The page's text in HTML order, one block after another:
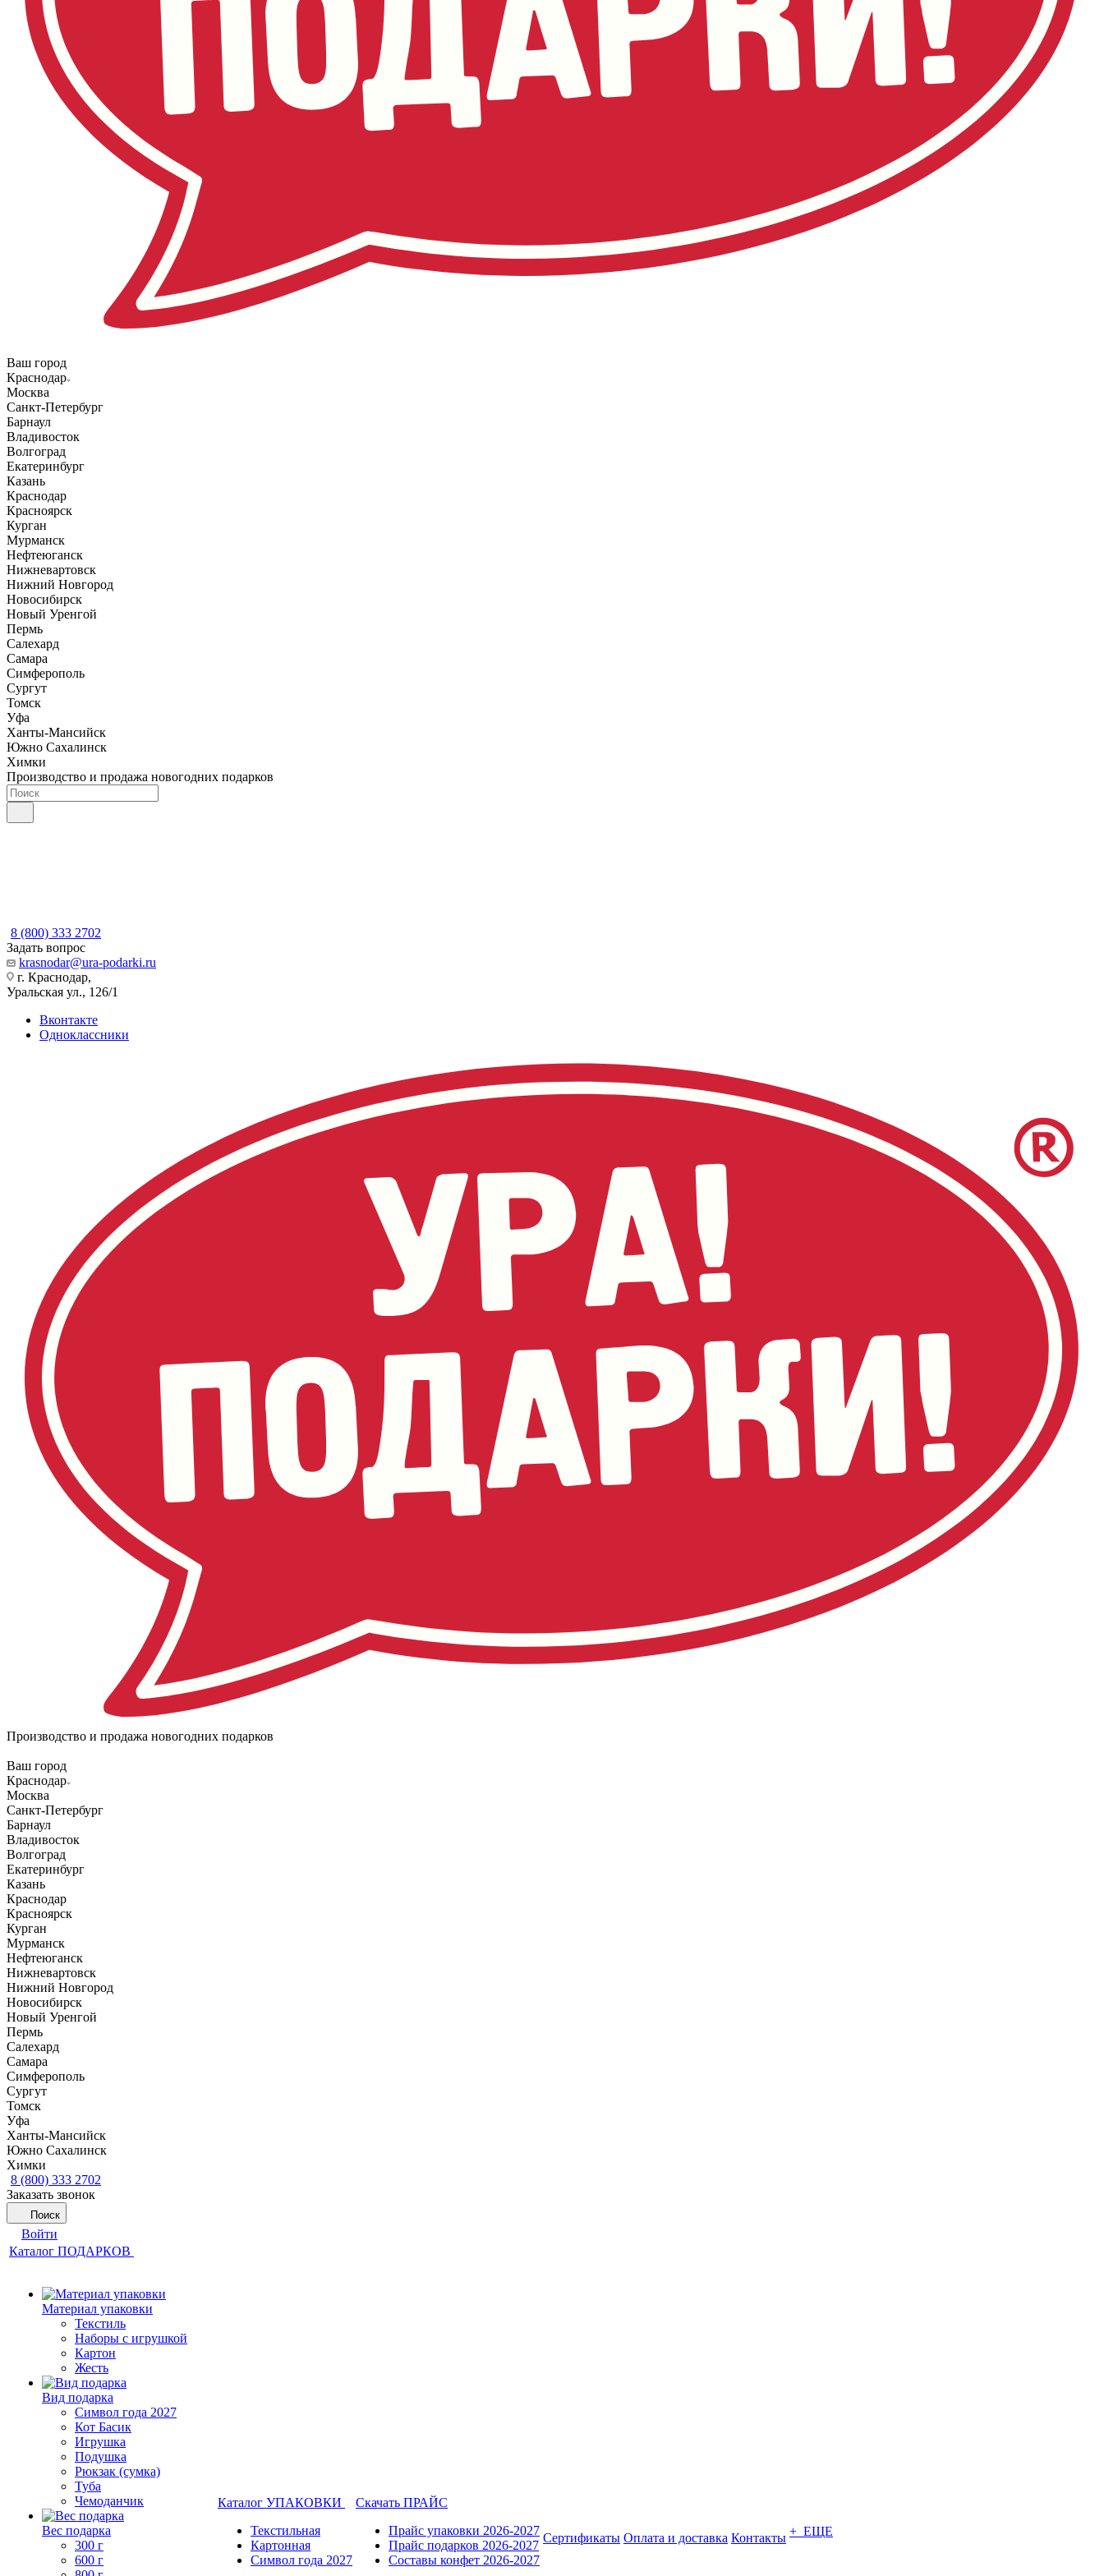
Ваш город
Краснодар
Москва
Санкт-Петербург
Барнаул
Владивосток
Волгоград
Екатеринбург
Казань
Краснодар
Красноярск
Курган
Мурманск
Нефтеюганск
Нижневартовск
Нижний Новгород
Новосибирск
Новый Уренгой
Пермь
Салехард
Самара
Симферополь
Сургут
Томск
Уфа
Ханты-Мансийск
Южно Сахалинск
Химки
Производство и продажа новогодних подарков
8 (800) 333 2702
Задать вопрос
krasnodar@ura-podarki.ru
г. Краснодар,
Уральская ул., 126/1
Вконтакте
Одноклассники
Производство и продажа новогодних подарков
Ваш город
Краснодар
Москва
Санкт-Петербург
Барнаул
Владивосток
Волгоград
Екатеринбург
Казань
Краснодар
Красноярск
Курган
Мурманск
Нефтеюганск
Нижневартовск
Нижний Новгород
Новосибирск
Новый Уренгой
Пермь
Салехард
Самара
Симферополь
Сургут
Томск
Уфа
Ханты-Мансийск
Южно Сахалинск
Химки
8 (800) 333 2702
Заказать звонок
Поиск
Войти
Каталог ПОДАРКОВ
Материал упаковки
Текстиль
Наборы с игрушкой
Картон
Жесть
Вид подарка
Символ года 2027
Кот Басик
Игрушка
Подушка
Рюкзак (сумка)
Туба
Чемоданчик
Вес подарка
300 г
600 г
Каталог УПАКОВКИ
Текстильная
Картонная
Символ года 2027
Скачать ПРАЙС
Прайс упаковки 2026-2027
Прайс подарков 2026-2027
Составы конфет 2026-2027
Сертификаты Оплата и доставка Контакты + ЕЩЕ